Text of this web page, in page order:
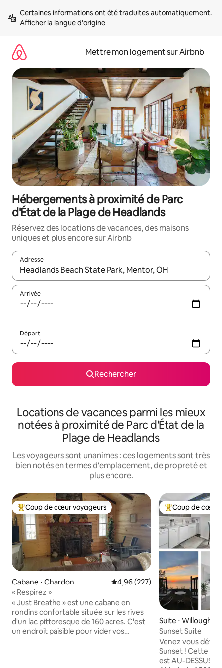
directement
Afficher la langue d'origine
Mettre mon logement sur Airbnb
Hébergements à proximité de Parc
d'État de la Plage de Headlands
Réservez des locations de vacances, des maisons
uniques et plus encore sur Airbnb
Adresse
Lorsque les résultats s'affichent, utilisez les flèches vers le
Arrivée
Départ
Rechercher
Locations de vacances parmi les mieux
notées à proximité de Parc d'État de la
Plage de Headlands
Les voyageurs sont unanimes : ces logements sont très
bien notés en termes d'emplacement, de propreté et
plus encore.
Coups de cœur voyageurs les plus appréciés
Coup de cœur voyageurs
Cabane ⋅ Chardon Évaluation moyenne sur la
4,96 (227)
« Respirez »
« Just Breathe » est une cabane en
rondins confortable située sur les rives
d'un lac pittoresque de 160 acres. C'est
un endroit paisible pour vider vos
Coups de cœur
Coup de cœur
Suite ⋅ Willoughby
Sunset Suite
Venez vous
Sunset ! Cette
est AU-DESSUS